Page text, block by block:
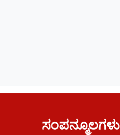
ಸಂಪನ್ಮೂಲಗಳು